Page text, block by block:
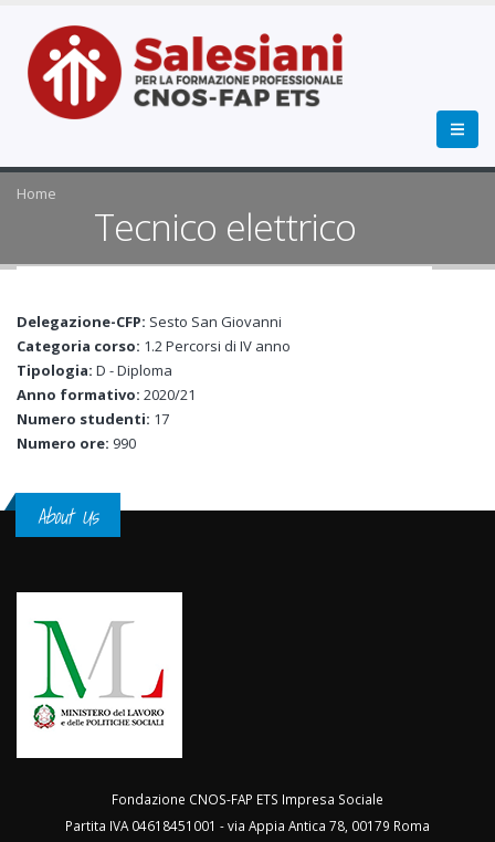
Home
Tecnico elettrico
Delegazione-CFP: Sesto San Giovanni
Categoria corso: 1.2 Percorsi di IV anno
Tipologia: D - Diploma
Anno formativo: 2020/21
Numero studenti: 17
Numero ore: 990
About Us
Fondazione CNOS-FAP ETS Impresa Sociale
Partita IVA 04618451001 - via Appia Antica 78, 00179 Roma